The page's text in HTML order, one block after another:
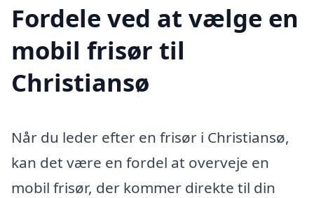
Fordele ved at vælge en
mobil frisør til
Christiansø
Når du leder efter en frisør i Christiansø,
kan det være en fordel at overveje en
mobil frisør, der kommer direkte til din